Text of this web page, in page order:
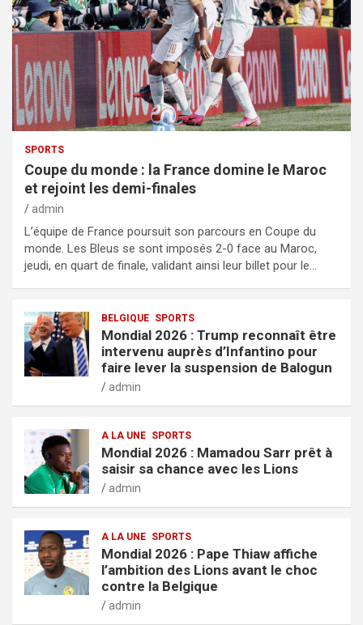
SPORTS
Coupe du monde : la France domine le Maroc
et rejoint les demi-finales
admin
L’équipe de France poursuit son parcours en Coupe du
monde. Les Bleus se sont imposés 2-0 face au Maroc,
jeudi, en quart de finale, validant ainsi leur billet pour le…
BELGIQUE SPORTS
Mondial 2026 : Trump reconnaît être
intervenu auprès d’Infantino pour
faire lever la suspension de Balogun
admin
A LA UNE SPORTS
Mondial 2026 : Mamadou Sarr prêt à
saisir sa chance avec les Lions
admin
A LA UNE SPORTS
Mondial 2026 : Pape Thiaw affiche
l’ambition des Lions avant le choc
contre la Belgique
admin